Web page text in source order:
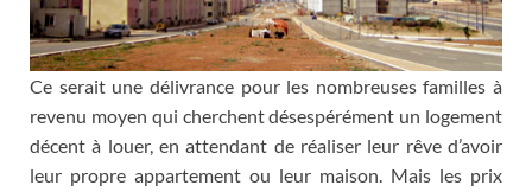
Ce serait une délivrance pour les nombreuses familles à
revenu moyen qui cherchent désespérément un logement
décent à louer, en attendant de réaliser leur rêve d’avoir
leur propre appartement ou leur maison. Mais les prix